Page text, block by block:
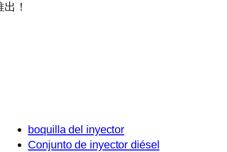
！
boquilla del inyector
Conjunto de inyector diésel